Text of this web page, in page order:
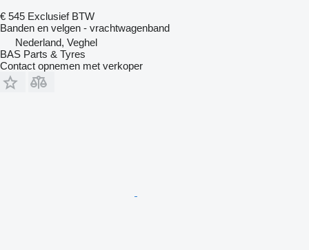
€ 545 Exclusief BTW
Banden en velgen - vrachtwagenband
Nederland, Veghel
BAS Parts & Tyres
Contact opnemen met verkoper